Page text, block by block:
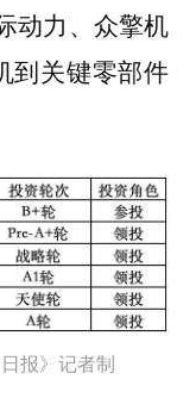
动力、众擎机
到关键零部件
报》记者制